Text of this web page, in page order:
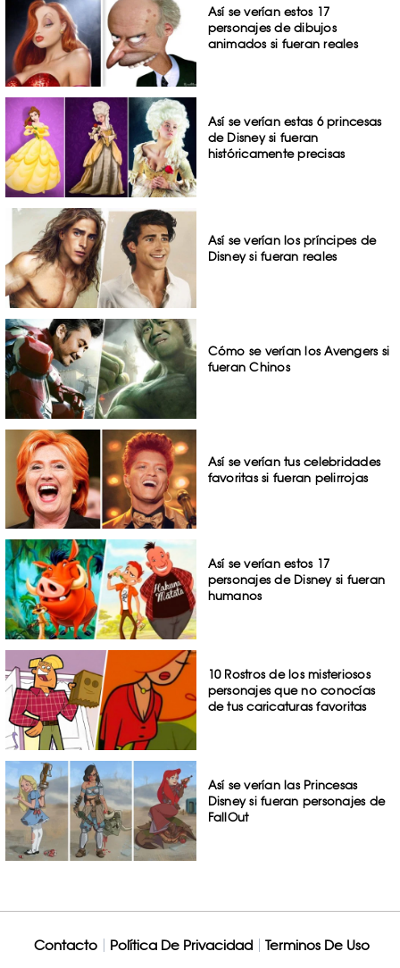
Así se verían estos 17
personajes de dibujos
animados si fueran reales
Así se verían estas 6 princesas
de Disney si fueran
históricamente precisas
Así se verían los príncipes de
Disney si fueran reales
Cómo se verían los Avengers si
fueran Chinos
Así se verían tus celebridades
favoritas si fueran pelirrojas
Así se verían estos 17
personajes de Disney si fueran
humanos
10 Rostros de los misteriosos
personajes que no conocías
de tus caricaturas favoritas
Así se verían las Princesas
Disney si fueran personajes de
FallOut
Contacto Política De Privacidad Terminos De Uso